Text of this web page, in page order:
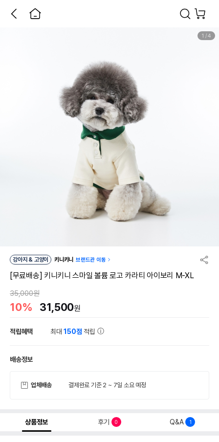
1 /4
강아지 & 고양이 키니키니 브랜드관 이동
[무료배송] 키니키니 스마일 볼륨 로고 카라티 아이보리 M-XL
35,000원
10% 31,500원
적립혜택 최대150점 적립
배송정보
업체배송 결제완료 기준 2 ~ 7일 소요 예정
상품정보 후기 0 Q&A 1